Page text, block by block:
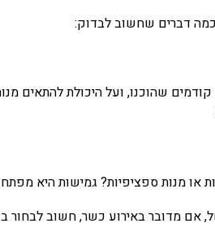
כמה דברים שחשוב לבדוק:
שהוכנו, ועל היכולת להתאים מנות
או מנות ספציפיות? גמישות היא
אם מדובר באירוע כשר, חשוב לבחור